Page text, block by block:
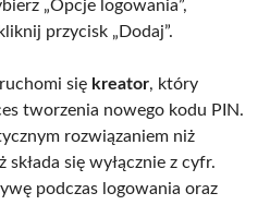
„Opcje logowania”,
przycisk „Dodaj”.
się kreator, który
tworzenia nowego kodu PIN.
rozwiązaniem niż
się wyłącznie z cyfr.
podczas logowania oraz